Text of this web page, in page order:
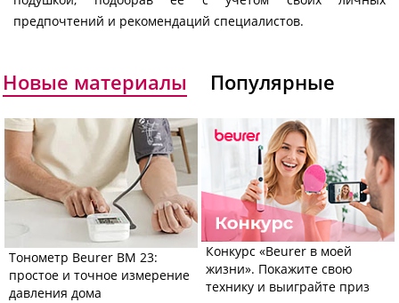
предпочтений и рекомендаций специалистов.
Новые материалы Популярные
Тонометр Beurer BM 23:
простое и точное измерение
давления дома
Конкурс «Beurer в моей
жизни». Покажите свою
технику и выиграйте приз